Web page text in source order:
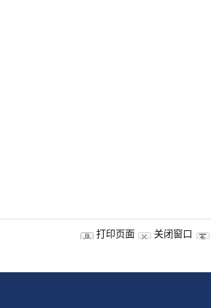
打印页面 关闭窗口